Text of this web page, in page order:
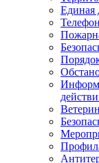
Единая